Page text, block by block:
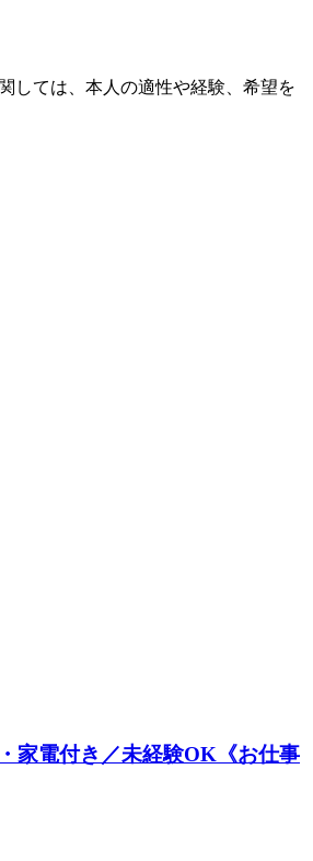
しては、本人の適性や経験、希望を
家電付き／未経験OK《お仕事